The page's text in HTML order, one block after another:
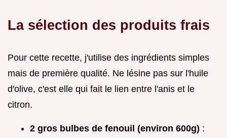
La sélection des produits frais
Pour cette recette, j'utilise des ingrédients simples
mais de première qualité. Ne lésine pas sur l'huile
d'olive, c'est elle qui fait le lien entre l'anis et le
citron.
2 gros bulbes de fenouil (environ 600g) :